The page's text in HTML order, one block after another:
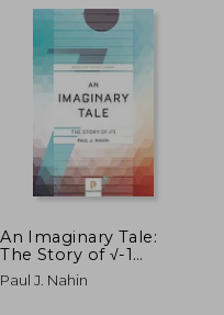
An Imaginary Tale:
The Story of √-1
(Princeton Science
Library) (en Inglés)
Paul J. Nahin